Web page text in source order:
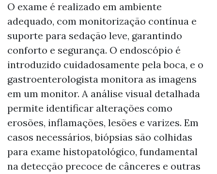
O exame é realizado em ambiente
adequado, com monitorização contínua e
suporte para sedação leve, garantindo
conforto e segurança. O endoscópio é
introduzido cuidadosamente pela boca, e o
gastroenterologista monitora as imagens
em um monitor. A análise visual detalhada
permite identificar alterações como
erosões, inflamações, lesões e varizes. Em
casos necessários, biópsias são colhidas
para exame histopatológico, fundamental
na detecção precoce de cânceres e outras